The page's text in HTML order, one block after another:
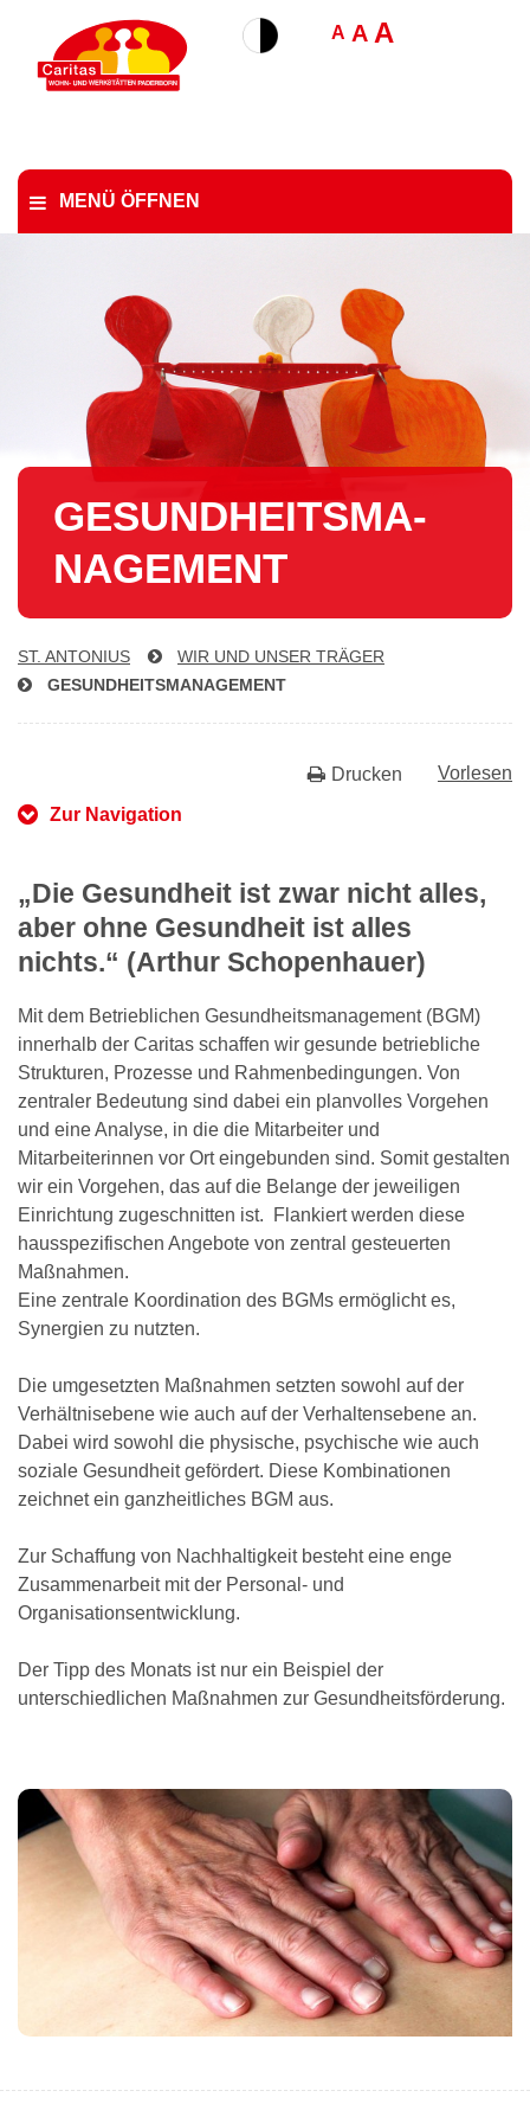
A A A
MENÜ ÖFFNEN
GE­SUND­HEITS­MA­
NAGE­MENT
ST. ANTONIUS
WIR UND UNSER TRÄGER
GE­SUND­HEITS­MA­NAGE­MENT
Vorlesen
Drucken
Zur Navigation
„Die Gesundheit ist zwar nicht alles,
aber ohne Gesundheit ist alles
nichts.“ (Arthur Schopenhauer)
Mit dem Betrieblichen Gesundheitsmanagement (BGM)
innerhalb der Caritas schaffen wir gesunde betriebliche
Strukturen, Prozesse und Rahmenbedingungen. Von
zentraler Bedeutung sind dabei ein planvolles Vorgehen
und eine Analyse, in die die Mitarbeiter und
Mitarbeiterinnen vor Ort eingebunden sind. Somit gestalten
wir ein Vorgehen, das auf die Belange der jeweiligen
Einrichtung zugeschnitten ist. Flankiert werden diese
hausspezifischen Angebote von zentral gesteuerten
Maßnahmen.
Eine zentrale Koordination des BGMs ermöglicht es,
Synergien zu nutzten.
Die umgesetzten Maßnahmen setzten sowohl auf der
Verhältnisebene wie auch auf der Verhaltensebene an.
Dabei wird sowohl die physische, psychische wie auch
soziale Gesundheit gefördert. Diese Kombinationen
zeichnet ein ganzheitliches BGM aus.
Zur Schaffung von Nachhaltigkeit besteht eine enge
Zusammenarbeit mit der Personal- und
Organisationsentwicklung.
Der Tipp des Monats ist nur ein Beispiel der
unterschiedlichen Maßnahmen zur Gesundheitsförderung.